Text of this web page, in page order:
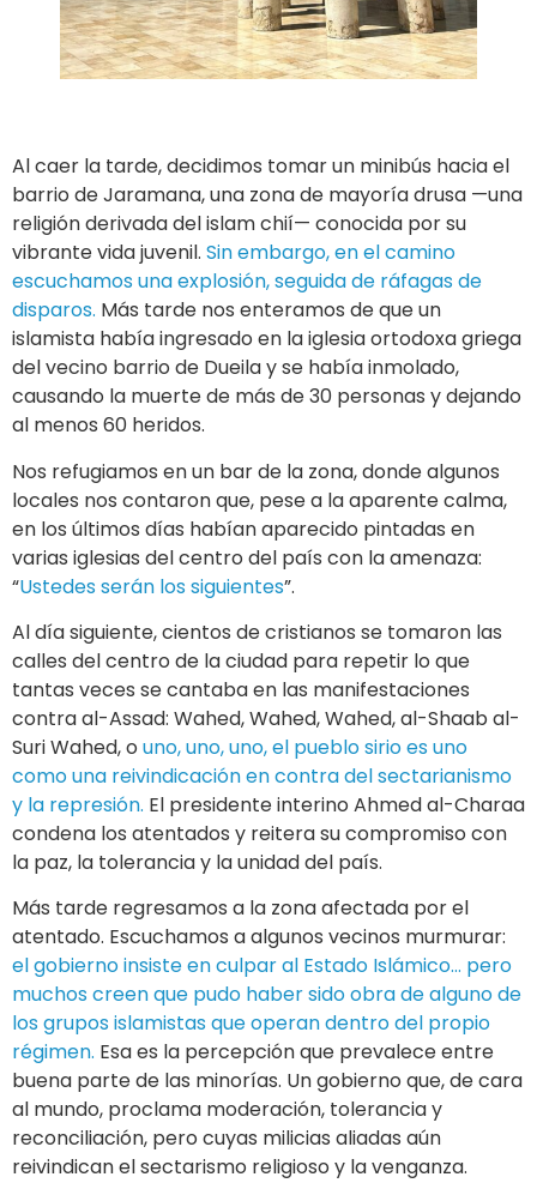
Al caer la tarde, decidimos tomar un minibús hacia el
barrio de Jaramana, una zona de mayoría drusa —una
religión derivada del islam chií— conocida por su
vibrante vida juvenil. Sin embargo, en el camino
escuchamos una explosión, seguida de ráfagas de
disparos. Más tarde nos enteramos de que un
islamista había ingresado en la iglesia ortodoxa griega
del vecino barrio de Dueila y se había inmolado,
causando la muerte de más de 30 personas y dejando
al menos 60 heridos.
Nos refugiamos en un bar de la zona, donde algunos
locales nos contaron que, pese a la aparente calma,
en los últimos días habían aparecido pintadas en
varias iglesias del centro del país con la amenaza:
“Ustedes serán los siguientes”.
Al día siguiente, cientos de cristianos se tomaron las
calles del centro de la ciudad para repetir lo que
tantas veces se cantaba en las manifestaciones
contra al-Assad: Wahed, Wahed, Wahed, al-Shaab al-
Suri Wahed, o uno, uno, uno, el pueblo sirio es uno
como una reivindicación en contra del sectarianismo
y la represión. El presidente interino Ahmed al-Charaa
condena los atentados y reitera su compromiso con
la paz, la tolerancia y la unidad del país.
Más tarde regresamos a la zona afectada por el
atentado. Escuchamos a algunos vecinos murmurar:
el gobierno insiste en culpar al Estado Islámico… pero
muchos creen que pudo haber sido obra de alguno de
los grupos islamistas que operan dentro del propio
régimen. Esa es la percepción que prevalece entre
buena parte de las minorías. Un gobierno que, de cara
al mundo, proclama moderación, tolerancia y
reconciliación, pero cuyas milicias aliadas aún
reivindican el sectarismo religioso y la venganza.